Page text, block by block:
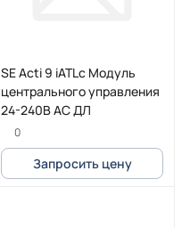
SE Acti 9 iATLc Модуль
центрального управления
24-240В АС ДЛ
0
Запросить цену